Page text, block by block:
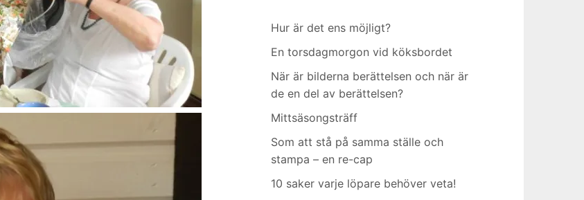
Hur är det ens möjligt?
En torsdagmorgon vid köksbordet
När är bilderna berättelsen och när är
de en del av berättelsen?
Mittsäsongsträff
Som att stå på samma ställe och
stampa – en re-cap
10 saker varje löpare behöver veta!